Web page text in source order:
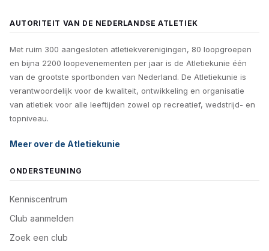
AUTORITEIT VAN DE NEDERLANDSE ATLETIEK
Met ruim 300 aangesloten atletiekverenigingen, 80 loopgroepen
en bijna 2200 loopevenementen per jaar is de Atletiekunie één
van de grootste sportbonden van Nederland. De Atletiekunie is
verantwoordelijk voor de kwaliteit, ontwikkeling en organisatie
van atletiek voor alle leeftijden zowel op recreatief, wedstrijd- en
topniveau.
Meer over de Atletiekunie
ONDERSTEUNING
Kenniscentrum
Club aanmelden
Zoek een club